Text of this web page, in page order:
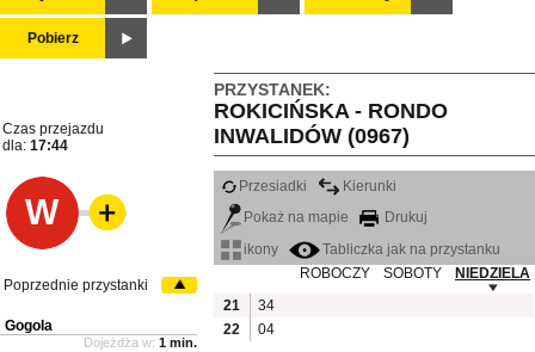
Pobierz
PRZYSTANEK:
ROKICIŃSKA - RONDO
INWALIDÓW (0967)
Czas przejazdu
dla: 17:44
W
Przesiadki
Kierunki
Pokaż na mapie
Drukuj
ikony
Tabliczka jak na przystanku
ROBOCZY
SOBOTY
NIEDZIELA
21
34
22
04
Poprzednie przystanki
Gogola
Dojeżdża w: 1 min.